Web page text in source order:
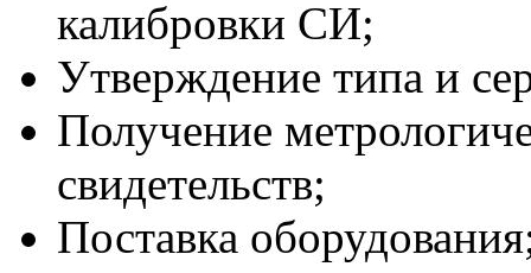
калибровки СИ;
Утверждение типа и
Получение
свидетельств;
Поставка